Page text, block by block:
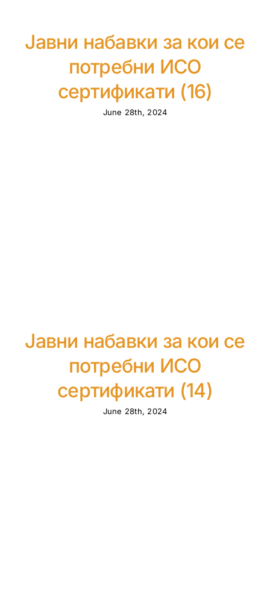
Јавни набавки за кои се
потребни ИСО
сертификати (16)
June 28th, 2024
Јавни набавки за кои се
потребни ИСО
сертификати (14)
June 28th, 2024